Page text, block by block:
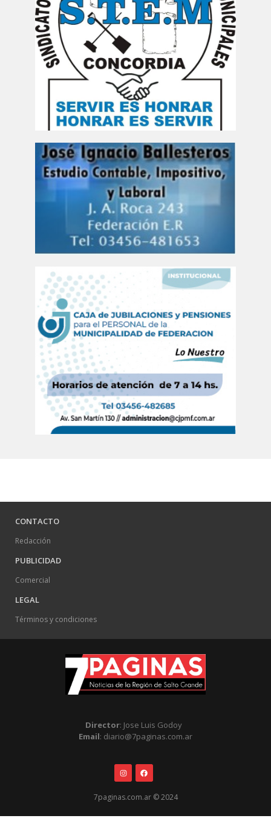
CONTACTO
Redacción
PUBLICIDAD
Comercial
LEGAL
Términos y condiciones
Director: Jose Luis Godoy
Email: diario@7paginas.com.ar
7paginas.com.ar © 2024